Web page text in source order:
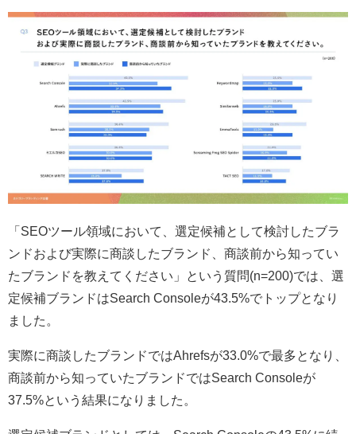
「SEOツール領域において、選定候補として検討したブラ
ンドおよび実際に商談したブランド、商談前から知ってい
たブランドを教えてください」という質問(n=200)では、選
定候補ブランドはSearch Consoleが43.5%でトップとなり
ました。
実際に商談したブランドではAhrefsが33.0%で最多となり、
商談前から知っていたブランドではSearch Consoleが
37.5%という結果になりました。